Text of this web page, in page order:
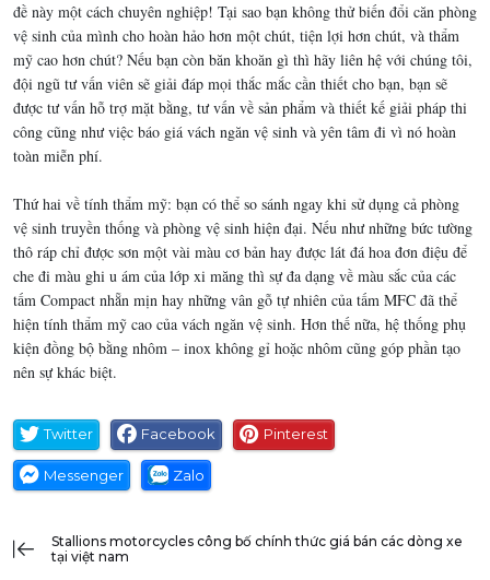
đề này một cách chuyên nghiệp! Tại sao bạn không thử biến đổi căn phòng
vệ sinh của mình cho hoàn hảo hơn một chút, tiện lợi hơn chút, và thẩm
mỹ cao hơn chút? Nếu bạn còn băn khoăn gì thì hãy liên hệ với chúng tôi,
đội ngũ tư vấn viên sẽ giải đáp mọi thắc mắc cần thiết cho bạn, bạn sẽ
được tư vấn hỗ trợ mặt bằng, tư vấn về sản phẩm và thiết kế giải pháp thi
công cũng như việc báo giá vách ngăn vệ sinh và yên tâm đi vì nó hoàn
toàn miễn phí.
Thứ hai về tính thẩm mỹ: bạn có thể so sánh ngay khi sử dụng cả phòng
vệ sinh truyền thống và phòng vệ sinh hiện đại. Nếu như những bức tường
thô ráp chỉ được sơn một vài màu cơ bản hay được lát đá hoa đơn điệu để
che đi màu ghi u ám của lớp xi măng thì sự đa dạng về màu sắc của các
tấm Compact nhẵn mịn hay những vân gỗ tự nhiên của tấm MFC đã thể
hiện tính thẩm mỹ cao của vách ngăn vệ sinh. Hơn thế nữa, hệ thống phụ
kiện đồng bộ bằng nhôm – inox không gỉ hoặc nhôm cũng góp phần tạo
nên sự khác biệt.
Twitter Facebook Pinterest
Messenger Zalo
stallions motorcycles công bố chính thức giá bán các dòng xe
tại việt nam